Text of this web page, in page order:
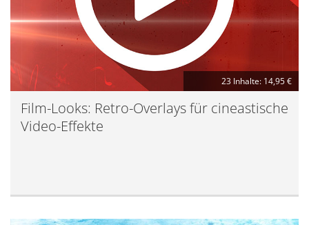
23 Inhalte: 14,95 €
Film-Looks: Retro-Overlays für cineastische
Video-Effekte